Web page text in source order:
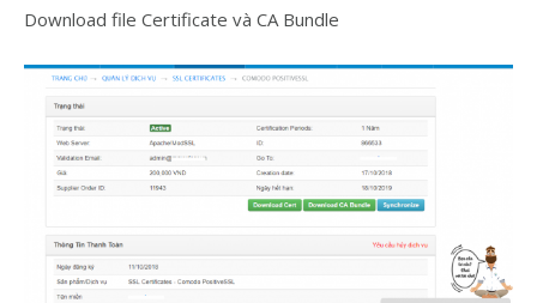
Download file Certificate và CA Bundle